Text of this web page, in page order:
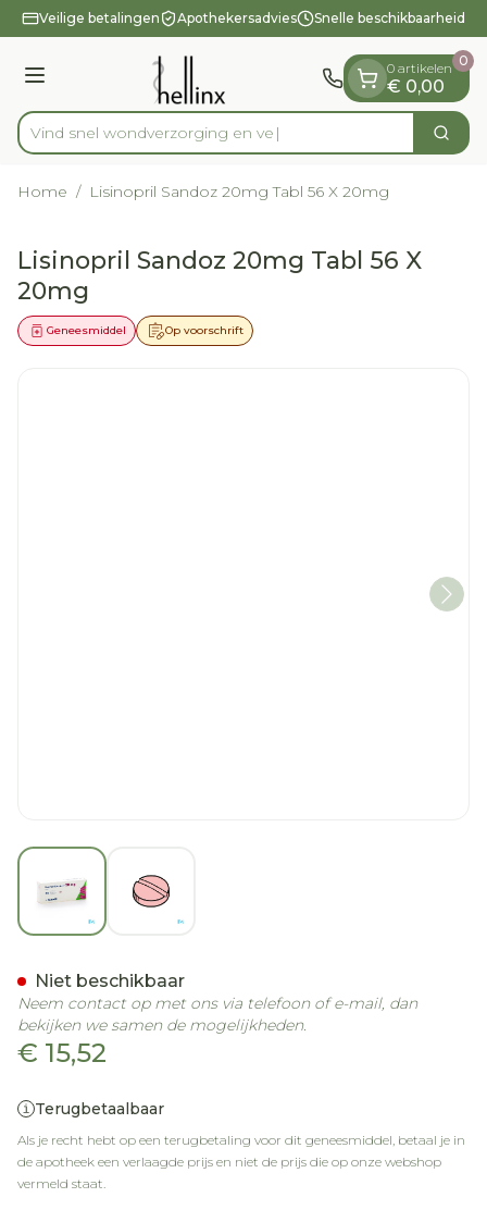
Ga naar de inhoud
1 van 1
Veilige betalingen Apothekersadvies Snelle beschikbaarheid
Menu
Product, merk, categorie...
Vind snel wondverzor Zoek
0 artikelen
€ 0,00
0
Home / Lisinopril Sandoz 20mg Tabl 56 X 20mg
Lisinopril Sandoz 20mg Tabl 56 X
20mg
Op voorschrift
Geneesmiddel
View larger image
€ 15,52
Terugbetaalbaar
Als je recht hebt op een terugbetaling voor dit geneesmiddel, betaal je in
de apotheek een verlaagde prijs en niet de prijs die op onze webshop
vermeld staat.
Niet beschikbaar
Neem contact op met ons via telefoon of e-mail, dan
bekijken we samen de mogelijkheden.